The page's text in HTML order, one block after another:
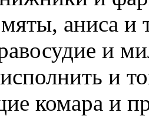
аниса
и
и
комара и